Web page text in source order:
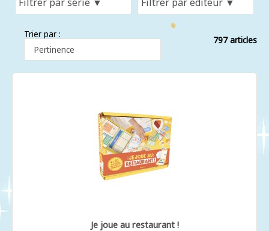
Trier par :
797 articles
Je joue au restaurant !